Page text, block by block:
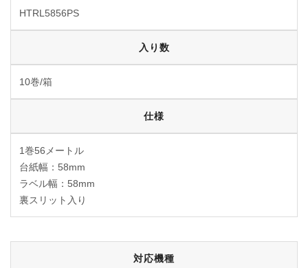
HTRL5856PS
入り数
10巻/箱
仕様
1巻56メートル
台紙幅：58mm
ラベル幅：58mm
裏スリット入り
対応機種